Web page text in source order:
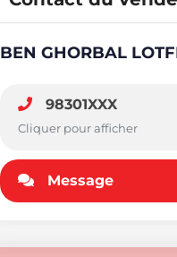
BEN GHORBAL
98301XXX
Cliquer pour afficher
Message